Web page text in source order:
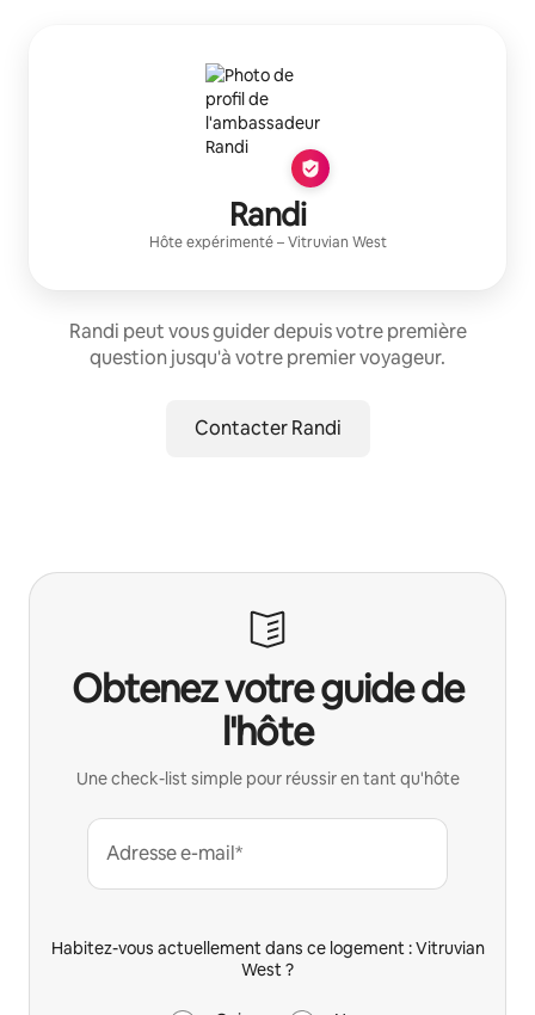
Randi
Hôte expérimenté–Vitruvian West
Randi peut vous guider depuis votre première
question jusqu'à votre premier voyageur.
Contacter Randi
Obtenez votre guide de
l'hôte
Une check-list simple pour réussir en tant qu'hôte
Adresse e-mail*
Habitez-vous actuellement dans ce logement : Vitruvian
West ?